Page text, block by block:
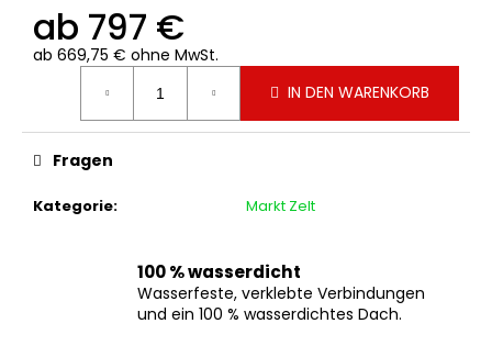
ab 797 €
ab 669,75 € ohne MwSt.
Verkaufspreis:
IN DEN WARENKORB
Kategorie: Markt Zelt
Fragen
100 % wasserdicht
Wasserfeste, verklebte Verbindungen
und ein 100 % wasserdichtes Dach.